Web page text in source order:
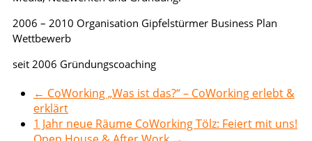
2006 – 2010 Organisation Gipfelstürmer Business Plan
Wettbewerb
seit 2006 Gründungscoaching
← CoWorking „Was ist das?“ – CoWorking erlebt &
erklärt
1 Jahr neue Räume CoWorking Tölz: Feiert mit uns!